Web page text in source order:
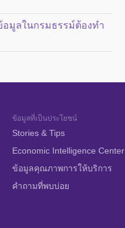
อมูลในกรมธรรม์ต้องทำ
ข้อมูลที่เป็นประโยชน์
Stories & Tips
Economic Intelligence Center
ข้อมูลคุณภาพการให้บริการ
คำถามที่พบบ่อย